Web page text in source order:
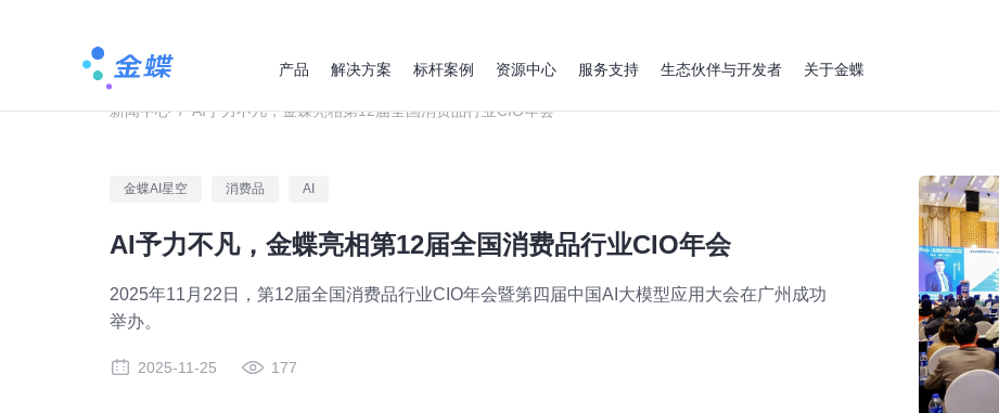
产品 解决方案 标杆案例 资源中心 服务支持 生态伙伴与开发者 关于金蝶
新闻中心 / AI予力不凡，金蝶亮相第12届全国消费品行业CIO年会
金蝶AI星空 消费品 AI
AI予力不凡，金蝶亮相第12届全国消费品行业CIO年会
2025年11月22日，第12届全国消费品行业CIO年会暨第四届中国AI大模型应用大会在广州成功
举办。
2025-11-25 177